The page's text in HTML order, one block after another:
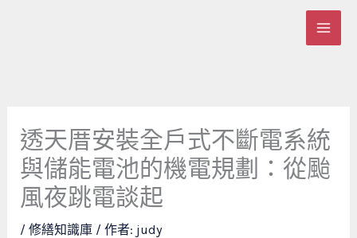
透天厝安裝全戶式不斷電系統
與儲能電池的機電規劃：從颱
風夜跳電談起
/ 修繕知識庫/ 作者: judy